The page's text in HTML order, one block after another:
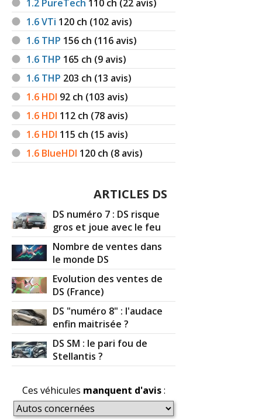
1.2 PureTech 110 ch (22 avis)
1.6 VTi 120 ch (102 avis)
1.6 THP 156 ch (116 avis)
1.6 THP 165 ch (9 avis)
1.6 THP 203 ch (13 avis)
1.6 HDI 92 ch (103 avis)
1.6 HDI 112 ch (78 avis)
1.6 HDI 115 ch (15 avis)
1.6 BlueHDI 120 ch (8 avis)
ARTICLES DS
DS numéro 7 : DS risque
gros et joue avec le feu
Nombre de ventes dans
le monde DS
Evolution des ventes de
DS (France)
DS "numéro 8" : l'audace
enfin maitrisée ?
DS SM : le pari fou de
Stellantis ?
Ces véhicules manquent d'avis: